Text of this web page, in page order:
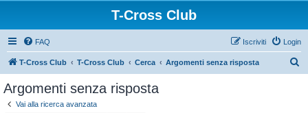
T-Cross Club
FAQ Login
Iscriviti
T-Cross Club T-Cross Club Cerca Argomenti senza risposta
Argomenti senza risposta
Vai alla ricerca avanzata